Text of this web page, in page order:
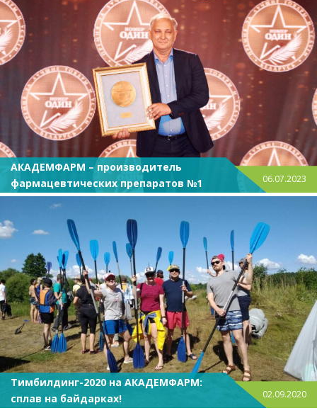
АКАДЕМФАРМ – производитель
фармацевтических препаратов №1
06.07.2023
Тимбилдинг-2020 на АКАДЕМФАРМ:
сплав на байдарках!
02.09.2020